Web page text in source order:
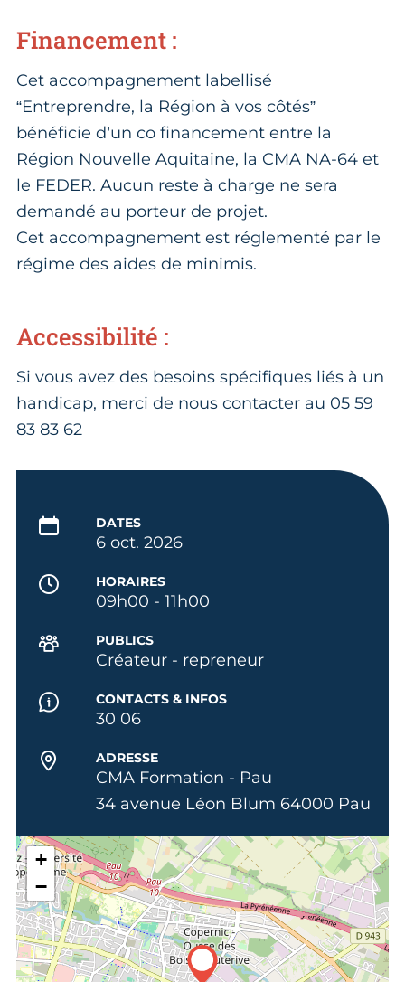
Financement :
Cet accompagnement labellisé
“Entreprendre, la Région à vos côtés”
bénéficie d’un co financement entre la
Région Nouvelle Aquitaine, la CMA NA-64 et
le FEDER. Aucun reste à charge ne sera
demandé au porteur de projet.
Cet accompagnement est réglementé par le
régime des aides de minimis.
Accessibilité :
Si vous avez des besoins spécifiques liés à un
handicap, merci de nous contacter au 05 59
83 83 62
DATES
6 oct. 2026
HORAIRES
09h00 - 11h00
PUBLICS
Créateur - repreneur
CONTACTS & INFOS
30 06
ADRESSE
CMA Formation - Pau
34 avenue Léon Blum 64000 Pau
+
−